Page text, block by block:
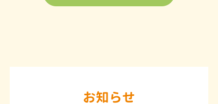
お知らせ